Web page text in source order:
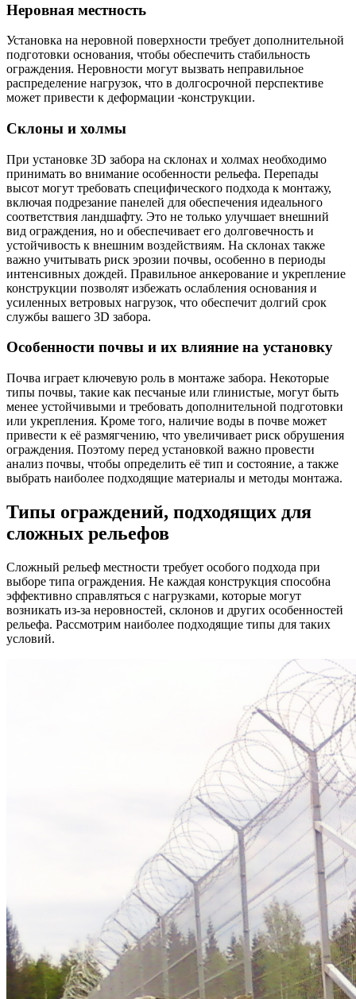
Неровная местность
Установка на неровной поверхности требует дополнительной
подготовки основания, чтобы обеспечить стабильность
ограждения. Неровности могут вызвать неправильное
распределение нагрузок, что в долгосрочной перспективе
может привести к деформации конструкции.
Склоны и холмы
При установке 3D забора на склонах и холмах необходимо
принимать во внимание особенности рельефа. Перепады
высот могут требовать специфического подхода к монтажу,
включая подрезание панелей для обеспечения идеального
соответствия ландшафту. Это не только улучшает внешний
вид ограждения, но и обеспечивает его долговечность и
устойчивость к внешним воздействиям. На склонах также
важно учитывать риск эрозии почвы, особенно в периоды
интенсивных дождей. Правильное анкерование и укрепление
конструкции позволят избежать ослабления основания и
усиленных ветровых нагрузок, что обеспечит долгий срок
службы вашего 3D забора.
Особенности почвы и их влияние на установку
Почва играет ключевую роль в монтаже забора. Некоторые
типы почвы, такие как песчаные или глинистые, могут быть
менее устойчивыми и требовать дополнительной подготовки
или укрепления. Кроме того, наличие воды в почве может
привести к её размягчению, что увеличивает риск обрушения
ограждения. Поэтому перед установкой важно провести
анализ почвы, чтобы определить её тип и состояние, а также
выбрать наиболее подходящие материалы и методы монтажа.
Типы ограждений, подходящих для
сложных рельефов
Сложный рельеф местности требует особого подхода при
выборе типа ограждения. Не каждая конструкция способна
эффективно справляться с нагрузками, которые могут
возникать из-за неровностей, склонов и других особенностей
рельефа. Рассмотрим наиболее подходящие типы для таких
условий.